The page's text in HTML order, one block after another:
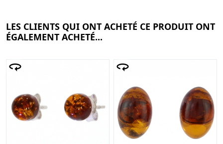
LES CLIENTS QUI ONT ACHETÉ CE PRODUIT ONT
ÉGALEMENT ACHETÉ...